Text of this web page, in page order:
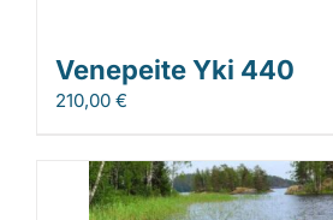
Venepeite Yki 440
210,00 €